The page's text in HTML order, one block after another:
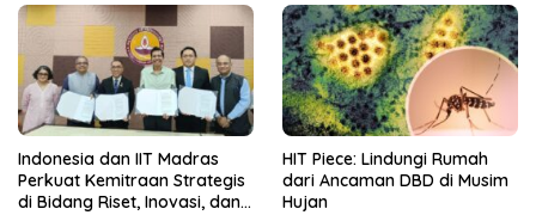
Memimpin Era AI
Indonesia dan IIT Madras
Perkuat Kemitraan Strategis
di Bidang Riset, Inovasi, dan
HIT Piece: Lindungi Rumah
dari Ancaman DBD di Musim
Hujan